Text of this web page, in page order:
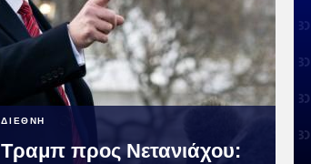
ΔΙΕΘΝΗ
Τραμπ προς Νετανιάχου: